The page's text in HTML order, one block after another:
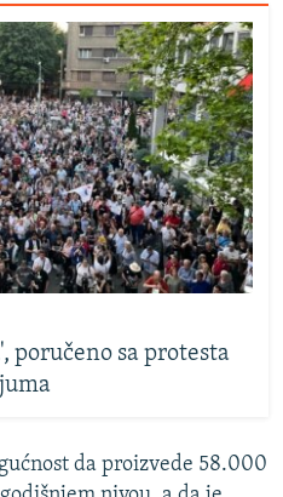
poručeno sa protesta
da proizvede 58.000